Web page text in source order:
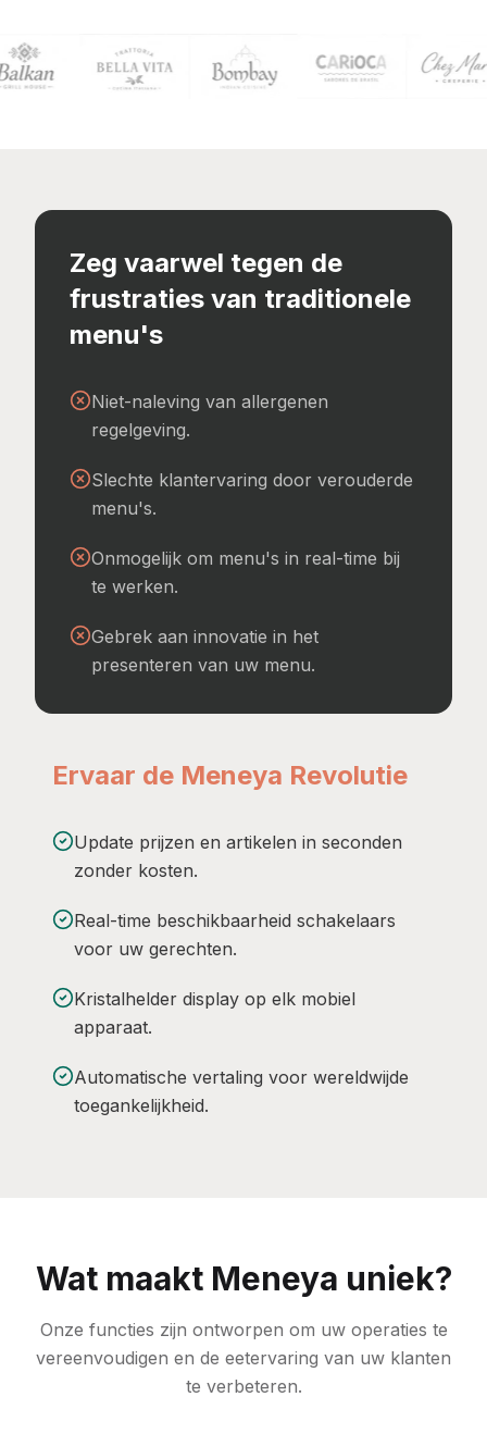
Zeg vaarwel tegen de
frustraties van traditionele
menu's
Niet-naleving van allergenen
regelgeving.
Slechte klantervaring door verouderde
menu's.
Onmogelijk om menu's in real-time bij
te werken.
Gebrek aan innovatie in het
presenteren van uw menu.
Ervaar de Meneya Revolutie
Update prijzen en artikelen in seconden
zonder kosten.
Real-time beschikbaarheid schakelaars
voor uw gerechten.
Kristalhelder display op elk mobiel
apparaat.
Automatische vertaling voor wereldwijde
toegankelijkheid.
Wat maakt Meneya uniek?
Onze functies zijn ontworpen om uw operaties te
vereenvoudigen en de eetervaring van uw klanten
te verbeteren.